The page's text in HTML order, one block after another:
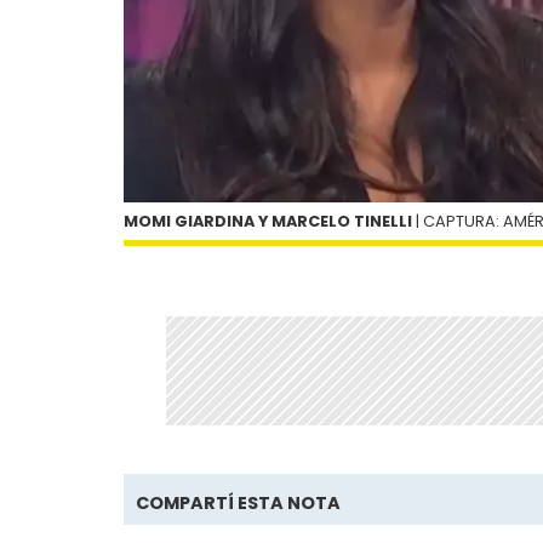
MOMI GIARDINA Y MARCELO TINELLI | CAPTURA:
COMPARTÍ ESTA NOTA